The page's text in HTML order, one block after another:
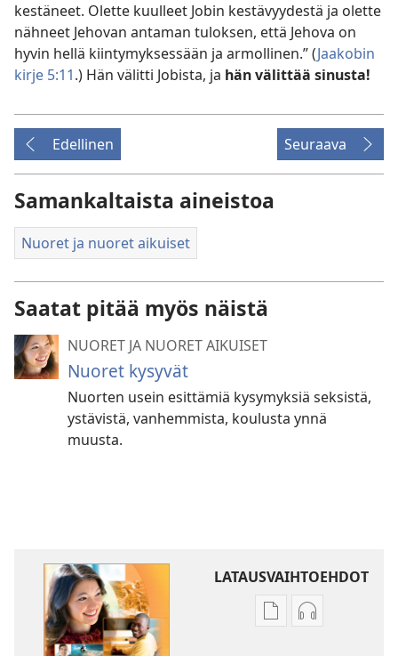
kestäneet. Olette kuulleet Jobin kestävyydestä ja olette
nähneet Jehovan antaman tuloksen, että Jehova on
hyvin hellä kiintymyksessään ja armollinen.” (Jaakobin
kirje 5:11.) Hän välitti Jobista, ja hän välittää sinusta!
Edellinen Seuraava
Samankaltaista aineistoa
Nuoret ja nuoret aikuiset
Saatat pitää myös näistä
NUORET JA NUORET AIKUISET
Nuoret kysyvät
Nuorten usein esittämiä kysymyksiä seksistä,
ystävistä, vanhemmista, koulusta ynnä
muusta.
LATAUSVAIHTOEHDOT
JulkaisujenÄänitteiden